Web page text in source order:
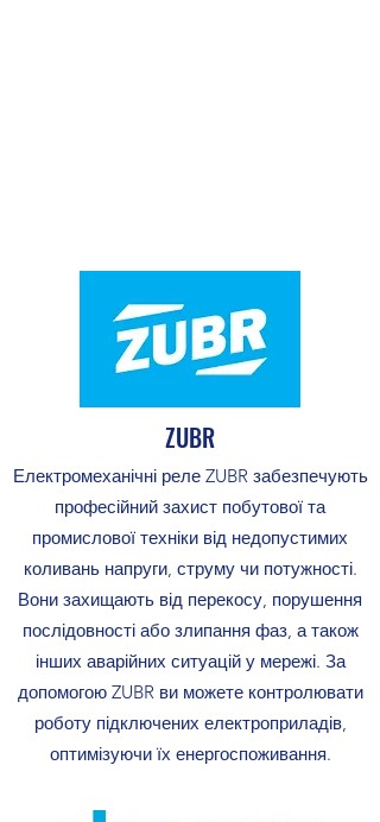
ZUBR
Електромеханічні реле ZUBR забезпечують
професійний захист побутової та
промислової техніки від недопустимих
коливань напруги, струму чи потужності.
Вони захищають від перекосу, порушення
послідовності або злипання фаз, а також
інших аварійних ситуацій у мережі. За
допомогою ZUBR ви можете контролювати
роботу підключених електроприладів,
оптимізуючи їх енергоспоживання.